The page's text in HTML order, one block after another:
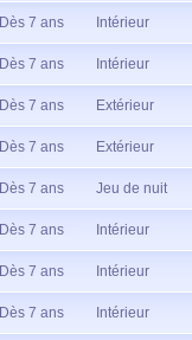
Dès 7 ans Intérieur
Dès 7 ans Intérieur
Dès 7 ans Extérieur
Dès 7 ans Extérieur
Dès 7 ans Jeu de nuit
Dès 7 ans Intérieur
Dès 7 ans Intérieur
Dès 7 ans Intérieur